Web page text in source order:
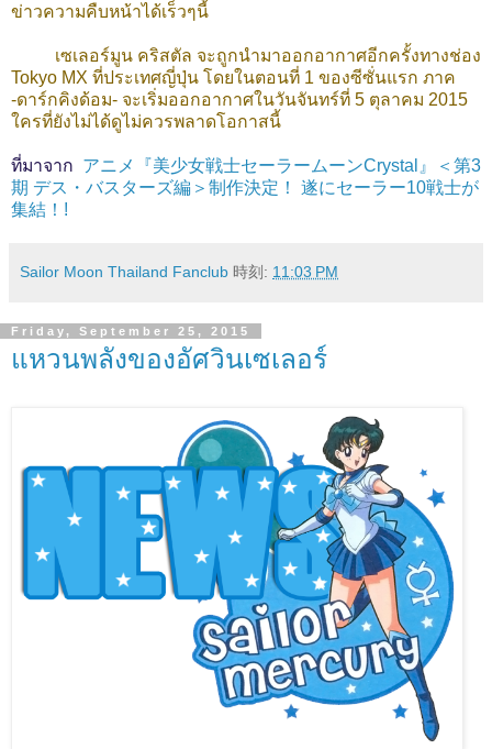
ข่าวความคืบหน้าได้เร็วๆนี้
เซเลอร์มูน คริสตัล จะถูกนำมาออกอากาศอีกครั้งทางช่อง
Tokyo MX ที่ประเทศญี่ปุ่น โดยในตอนที่ 1 ของซีซั่นแรก ภาค
-ดาร์กคิงด้อม- จะเริ่มออกอากาศในวันจันทร์ที่ 5 ตุลาคม 2015
ใครที่ยังไม่ได้ดูไม่ควรพลาดโอกาสนี้
ที่มาจาก アニメ『美少女戦士セーラームーンCrystal』＜第3
期 デス・バスターズ編＞制作決定！ 遂にセーラー10戦士が
集結！!
Sailor Moon Thailand Fanclub 時刻: 11:03 PM
Friday, September 25, 2015
แหวนพลังของอัศวินเซเลอร์